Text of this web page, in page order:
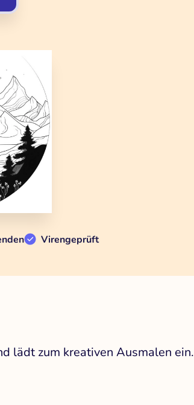
Virengeprüft
lädt zum kreativen Ausmalen ein.